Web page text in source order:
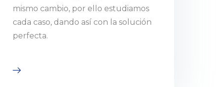
mismo cambio, por ello estudiamos
cada caso, dando así con la solución
perfecta.